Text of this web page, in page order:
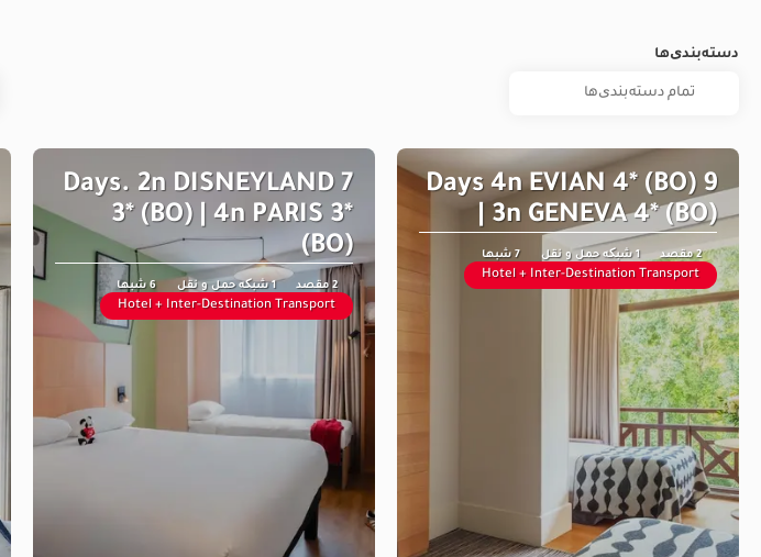
دسته‌بندی‌ها
9 Days 4n EVIAN 4* (BO)
| 3n GENEVA 4* (BO)
2 مقصد 1 شبکه حمل و نقل 7 شبها
Hotel + Inter-Destination Transport
7 Days. 2n DISNEYLAND
3* (BO) | 4n PARIS 3*
(BO)
2 مقصد 1 شبکه حمل و نقل 6 شبها
Hotel + Inter-Destination Transport